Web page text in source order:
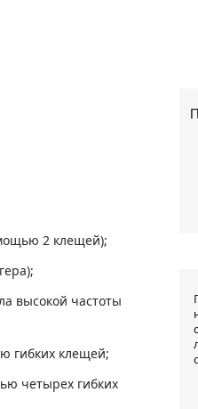
2 клещей);
высокой частоты
гибких клещей;
четырех гибких